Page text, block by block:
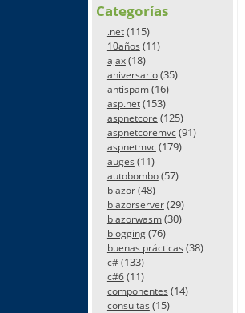
Categorías
.net(115)
10años (11)
ajax(18)
aniversario(35)
antispam(16)
asp.net(153)
aspnetcore (125)
aspnetcoremvc(91)
aspnetmvc(179)
auges (11)
autobombo(57)
blazor(48)
blazorserver(29)
blazorwasm(30)
blogging(76)
buenas prácticas (38)
c#(133)
c#6(11)
componentes (14)
consultas (15)